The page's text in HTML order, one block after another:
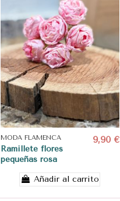
MODA FLAMENCA
Ramillete flores
pequeñas rosa
9,90 €
Añadir al carrito